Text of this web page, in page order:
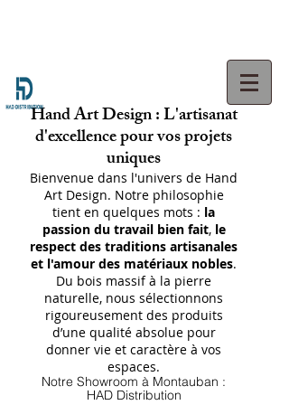
Hand Art Design : L'artisanat
d'excellence pour vos projets
uniques
Bienvenue dans l'univers de Hand
Art Design. Notre philosophie
tient en quelques mots : la
passion du travail bien fait, le
respect des traditions artisanales
et l'amour des matériaux nobles.
Du bois massif à la pierre
naturelle, nous sélectionnons
rigoureusement des produits
d’une qualité absolue pour
donner vie et caractère à vos
espaces.
Notre Showroom à Montauban :
HAD Distribution